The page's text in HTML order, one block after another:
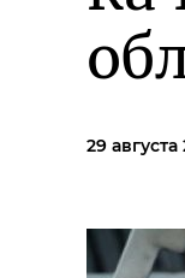
29 августа